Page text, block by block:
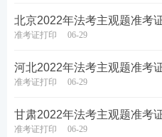
北京2022年法考主观题准考
准考证打印 06-29
河北2022年法考主观题准考
准考证打印 06-29
甘肃2022年法考主观题准考
准考证打印 06-29